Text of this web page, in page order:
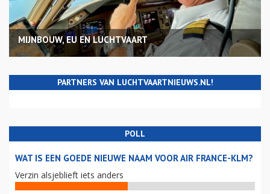
MIJNBOUW, EU EN LUCHTVAART
PARTNERS VAN LUCHTVAARTNIEUWS.NL!
POLL
WAT IS EEN GOEDE NIEUWE NAAM VOOR AIR FRANCE-KLM?
Verzin alsjeblieft iets anders